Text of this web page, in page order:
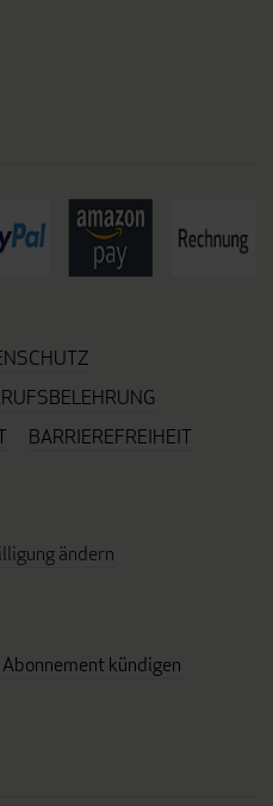
BARRIEREFREIHEIT
ändern
Abonnement kündigen